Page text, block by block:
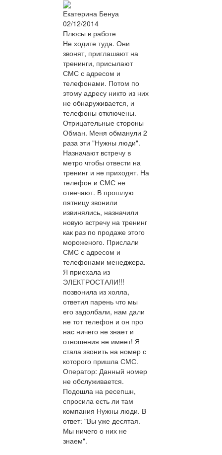
Екатерина Бенуа
02/12/2014
Плюсы в работе
Не ходите туда. Они
звонят, приглашают на
тренинги, присылают
СМС с адресом и
телефонами. Потом по
этому адресу никто из них
не обнаруживается, и
телефоны отключены.
Отрицательные стороны
Обман. Меня обманули 2
раза эти "Нужны люди".
Назначают встречу в
метро чтобы отвести на
тренинг и не приходят. На
телефон и СМС не
отвечают. В прошлую
пятницу звонили
извинялись, назначили
новую встречу на тренинг
как раз по продаже этого
мороженого. Прислали
СМС с адресом и
телефонами менеджера.
Я приехала из
ЭЛЕКТРОСТАЛИ!!!
позвонила из холла,
ответил парень что мы
его задолбали, нам дали
не тот телефон и он про
нас ничего не знает и
отношения не имеет! Я
стала звонить на номер с
которого пришла СМС.
Оператор: Данный номер
не обслуживается.
Подошла на ресепшн,
спросила есть ли там
компания Нужны люди. В
ответ: "Вы уже десятая.
Мы ничего о них не
знаем".